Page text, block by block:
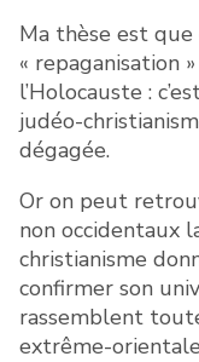
Ma thèse est
« repaganisation
l’Holocauste :
judéo-
dégagée.
Or on peut
non occidentaux
christianisme
confirmer son
rassemblent
extrême-